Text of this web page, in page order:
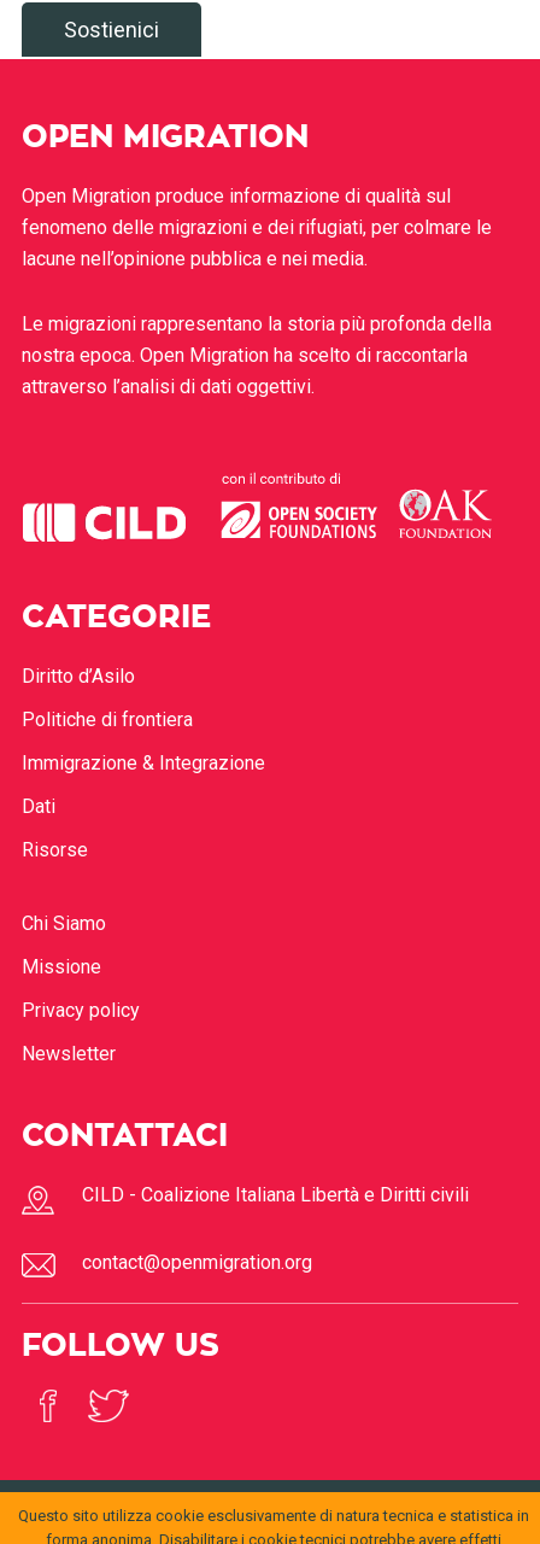
Sostienici
OPEN MIGRATION
Open Migration produce informazione di qualità sul
fenomeno delle migrazioni e dei rifugiati, per colmare le
lacune nell’opinione pubblica e nei media.
Le migrazioni rappresentano la storia più profonda della
nostra epoca. Open Migration ha scelto di raccontarla
attraverso l’analisi di dati oggettivi.
CATEGORIE
Diritto d’Asilo
Politiche di frontiera
Immigrazione & Integrazione
Dati
Risorse
Chi Siamo
Missione
Privacy policy
Newsletter
CONTATTACI
CILD - Coalizione Italiana Libertà e Diritti civili
contact@openmigration.org
FOLLOW US
© 2017Open
Questo sito utilizza cookie esclusivamente di natura tecnica e statistica in
forma anonima. Disabilitare i cookie tecnici potrebbe avere effetti